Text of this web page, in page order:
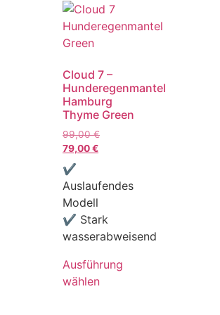
Cloud 7 –
Hunderegenmantel
Hamburg
Thyme Green
99,00€
79,00€
✔
Auslaufendes
Modell
✔ Stark
wasserabweisend
Ausführung
wählen